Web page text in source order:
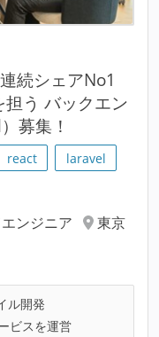
続シェアNo1
担う バックエン
募集！
react
laravel
ンジニア
東京
ル開発
ビスを運営